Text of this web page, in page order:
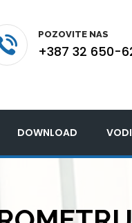
POZOVITE NAS
+387 32 650-
DOWNLOAD